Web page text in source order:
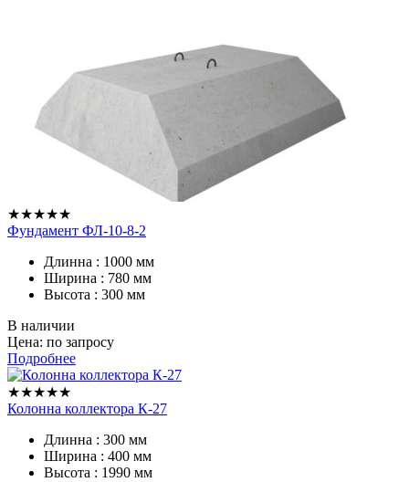
★★★★★
Фундамент ФЛ-10-8-2
Длинна : 1000 мм
Ширина : 780 мм
Высота : 300 мм
В наличии
Цена: по запросу
Подробнее
★★★★★
Колонна коллектора К-27
Длинна : 300 мм
Ширина : 400 мм
Высота : 1990 мм